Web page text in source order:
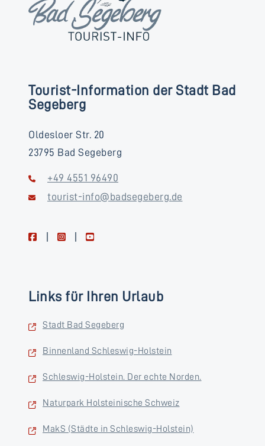
Tourist-Information der Stadt Bad
Segeberg
Oldesloer Str. 20
23795 Bad Segeberg
+49 4551 96490
tourist-info@badsegeberg.de
facebookinstagramyoutube
Links für Ihren Urlaub
Stadt Bad Segeberg
Binnenland Schleswig-Holstein
Schleswig-Holstein. Der echte Norden.
Naturpark Holsteinische Schweiz
MakS (Städte in Schleswig-Holstein)